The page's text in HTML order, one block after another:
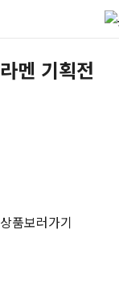
라멘 기획전
상품보러가기